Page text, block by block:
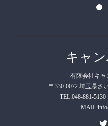
キャ
有限会社
〒330-0072 埼玉県さ
TEL:048-881-